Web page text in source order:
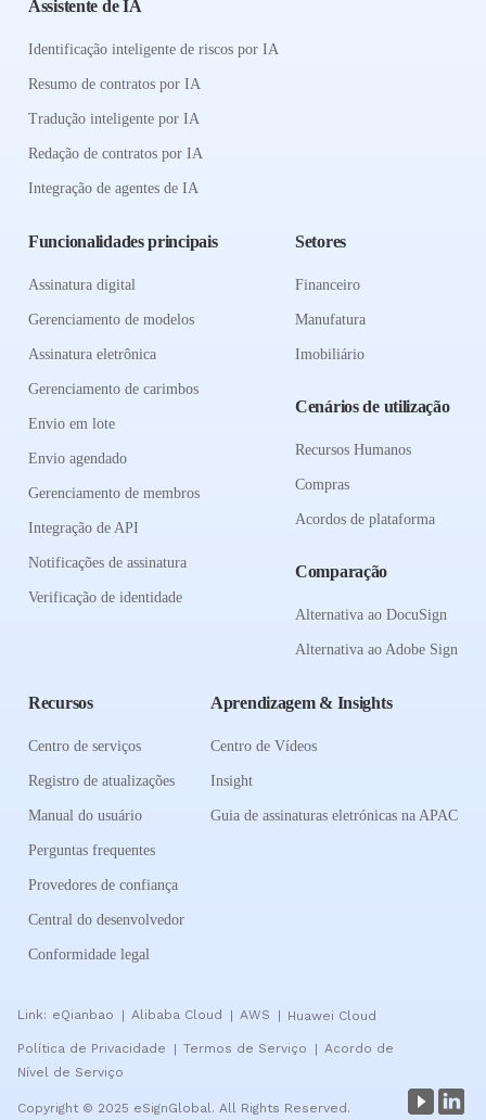
Assistente de IA
Identificação inteligente de riscos por IA
Resumo de contratos por IA
Tradução inteligente por IA
Redação de contratos por IA
Integração de agentes de IA
Funcionalidades principais
Assinatura digital
Gerenciamento de modelos
Assinatura eletrônica
Gerenciamento de carimbos
Envio em lote
Envio agendado
Gerenciamento de membros
Integração de API
Notificações de assinatura
Verificação de identidade
Setores
Financeiro
Manufatura
Imobiliário
Cenários de utilização
Recursos Humanos
Compras
Acordos de plataforma
Comparação
Alternativa ao DocuSign
Alternativa ao Adobe Sign
Recursos
Centro de serviços
Registro de atualizações
Manual do usuário
Perguntas frequentes
Provedores de confiança
Central do desenvolvedor
Conformidade legal
Aprendizagem & Insights
Centro de Vídeos
Insight
Guia de assinaturas eletrónicas na APAC
Link: eQianbao Alibaba Cloud AWS Huawei Cloud
Política de Privacidade | Termos de Serviço | Acordo de
Nível de Serviço
Copyright © 2025 eSignGlobal. All Rights Reserved.